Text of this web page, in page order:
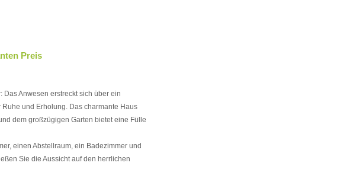
Preis
Anwesen erstreckt sich über ein
und Erholung. Das charmante Haus
dem großzügigen Garten bietet eine Fülle
einen Abstellraum, ein Badezimmer und
Sie die Aussicht auf den herrlichen